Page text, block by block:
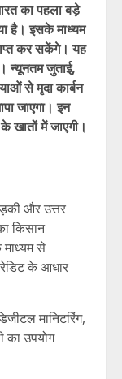
का पहला बड़े
है। इसके माध्यम
कर सकेंगे। यह
न्यूनतम जुताई,
से मृदा कार्बन
जाएगा। इन
खातों में जाएगी।
और उत्तर
किसान
से
के आधार
मानिटरिंग,
का उपयोग